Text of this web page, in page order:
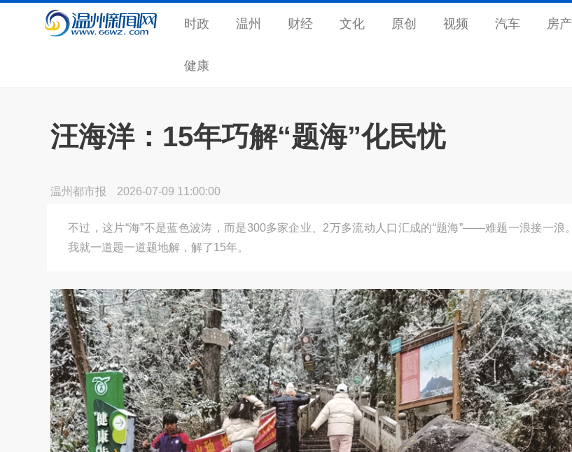
时政 温州 财经 文化 原创 视频 汽车 房产
健康
汪海洋：15年巧解“题海”化民忧
温州都市报 2026-07-09 11:00:00
不过，这片“海”不是蓝色波涛，而是300多家企业、2万多流动人口汇成的“题海”——难题一浪接一浪。
我就一道题一道题地解，解了15年。